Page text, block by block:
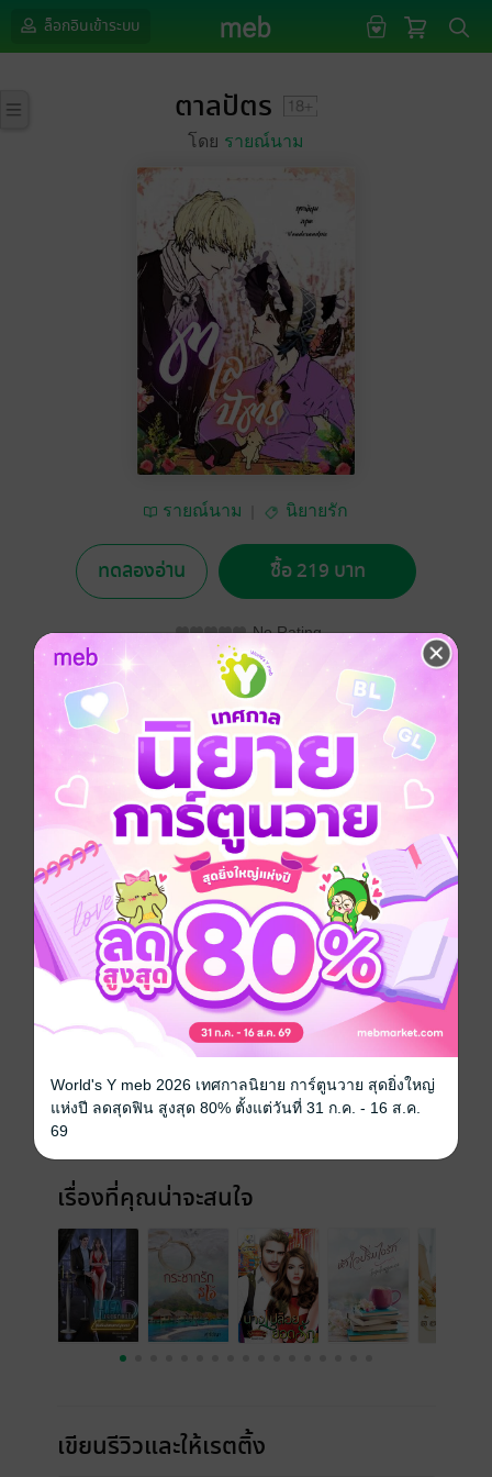
ล็อกอินเข้าระบบ
ตาลปัตร
โดย รายณ์นาม
รายณ์นาม นิยายรัก
ทดลองอ่าน ซื้อ 219 บาท
No Rating
อยากได้ ซื้อเป็นของขวัญ แชร์
เขาคือบางสิ่งที่เข้ามาป้วนเปี้ยนในชีวิตข้าจนมันตาลปัตร
ไม่เป็นท่าเช่นนี้
"ผมกำลังหาบางอย่างจากคุณ"
"ท่านมันร้าย"
ดรามา โรแมนติก ย้อนยุค/พีเรียด ครอบครัว
ประเภทไฟล์ pdf
ความยาว 341 หน้า
ราคาปก
เรื่องที่คุณน่าจะสนใจ
เขียนรีวิวและให้เรตติ้ง
World's Y meb 2026 เทศกาลนิยาย การ์ตูนวาย สุดยิ่งใหญ่
แห่งปี ลดสุดฟิน สูงสุด 80% ตั้งแต่วันที่ 31 ก.ค. - 16 ส.ค.
69